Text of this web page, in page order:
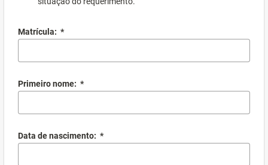
Matrícula: *
Primeiro nome: *
Data de nascimento: *